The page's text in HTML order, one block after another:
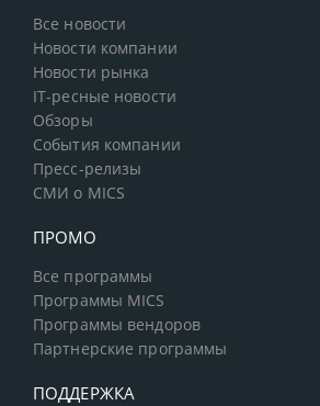
Все новости
Новости компании
Новости рынка
IT-ресные новости
Обзоры
События компании
Пресс-релизы
СМИ о MICS
ПРОМО
Все программы
Программы MICS
Программы вендоров
Партнерские программы
ПОДДЕРЖКА